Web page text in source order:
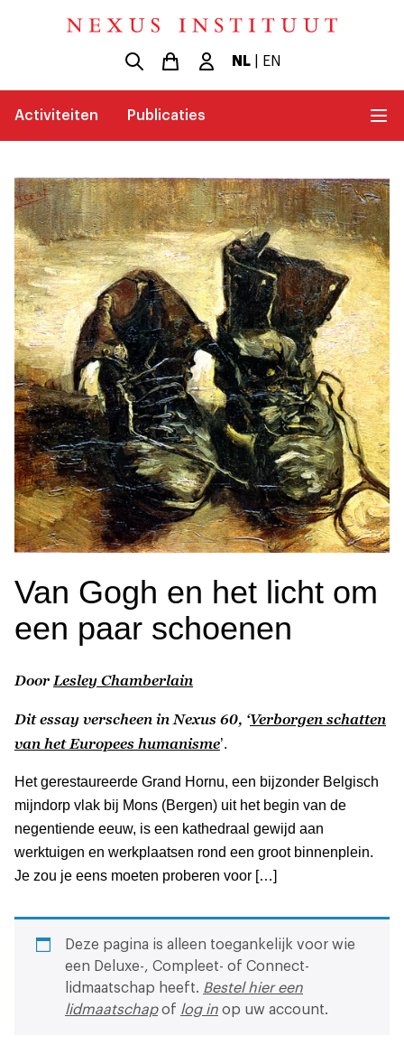
NL| EN
Activiteiten Publicaties
Van Gogh en het licht om
een paar schoenen
Door Lesley Chamberlain
Dit essay verscheen in Nexus 60, ‘Verborgen schatten
van het Europees humanisme’.
Het gerestaureerde Grand Hornu, een bijzonder Belgisch
mijndorp vlak bij Mons (Bergen) uit het begin van de
negentiende eeuw, is een kathedraal gewijd aan
werktuigen en werkplaatsen rond een groot binnenplein.
Je zou je eens moeten proberen voor […]
Deze pagina is alleen toegankelijk voor wie
een Deluxe-, Compleet- of Connect-
lidmaatschap heeft. Bestel hier een
lidmaatschapof log in op uw account.